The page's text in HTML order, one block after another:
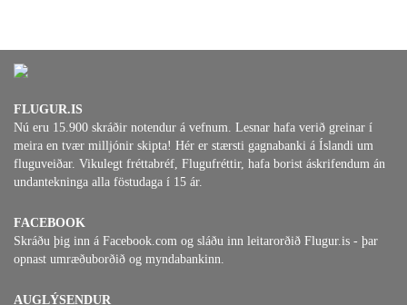
FLUGUR.IS
Nú eru 15.900 skráðir notendur á vefnum. Lesnar hafa verið greinar í
meira en tvær milljónir skipta! Hér er stærsti gagnabanki á Íslandi um
fluguveiðar. Vikulegt fréttabréf, Flugufréttir, hafa borist áskrifendum án
undantekninga alla föstudaga í 15 ár.
FACEBOOK
Skráðu þig inn á Facebook.com og sláðu inn leitarorðið Flugur.is - þar
opnast umræðuborðið og myndabankinn.
AUGLÝSENDUR